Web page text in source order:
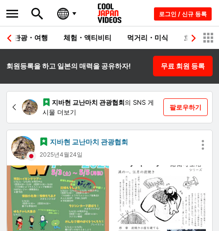
로그인 / 신규 등록
관광・여행 체험・액티비티 먹거리・미식 호텔・료칸
회원등록을 하고 일본의 매력을 공유하자! 무료 회원 등록
지바현 교난마치 관광협회의 SNS 게
시물 더보기
팔로우하기
지바현 교난마치 관광협회
2025년4월24일